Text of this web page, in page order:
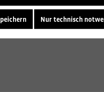
Sie gerne
Unser Team
Nur technisch